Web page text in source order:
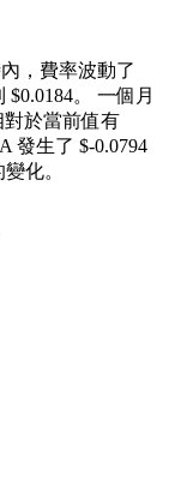
，費率波動了
$0.0184。 一個月
對於當前值有
發生了 $-0.0794
變化。